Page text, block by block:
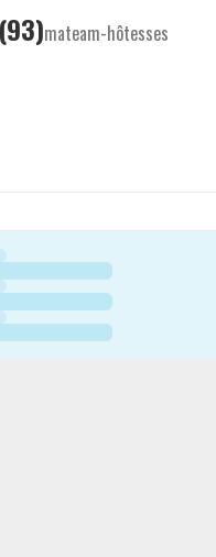
mateam-hôtesses